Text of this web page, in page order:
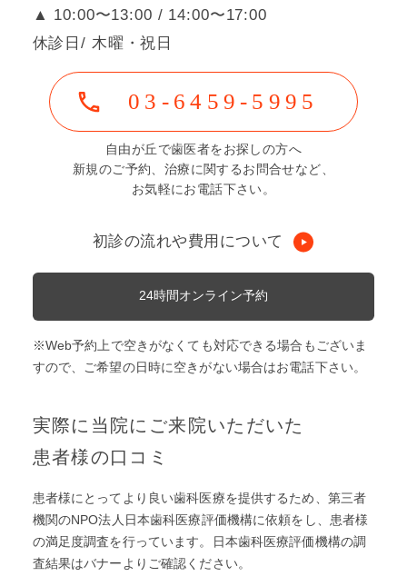
▲ 10:00〜13:00 / 14:00〜17:00
休診日/ 木曜・祝日
03-6459-5995
自由が丘で歯医者をお探しの方へ
新規のご予約、治療に関するお問合せなど、
お気軽にお電話下さい。
初診の流れや費用について
24時間オンライン予約
※Web予約上で空きがなくても対応できる場合もございま
すので、ご希望の日時に空きがない場合はお電話下さい。
実際に当院にご来院いただいた
患者様の口コミ
患者様にとってより良い歯科医療を提供するため、第三者
機関のNPO法人日本歯科医療評価機構に依頼をし、患者様
の満足度調査を⾏っています。日本歯科医療評価機構の調
査結果はバナーよりご確認ください。